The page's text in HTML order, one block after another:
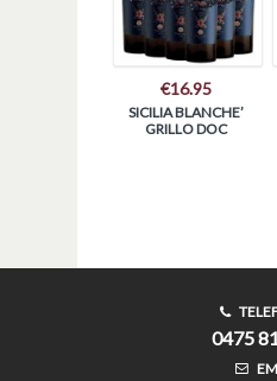
€16.95
SICILIA BLANCHE’
GRILLO DOC
0475